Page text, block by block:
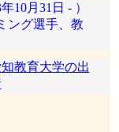
10月31日 - ）
ング選手、教
教育大学の出